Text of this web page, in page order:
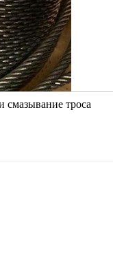
троса